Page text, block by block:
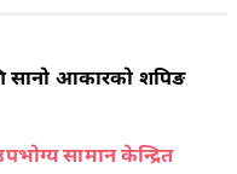
सानो आकारको शपिङ
सामान केन्द्रित